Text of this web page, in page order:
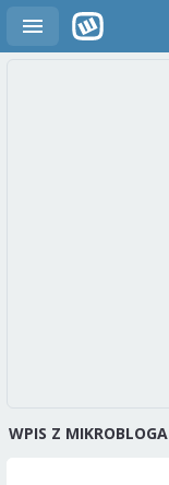
WPIS Z MIKROBLOGA